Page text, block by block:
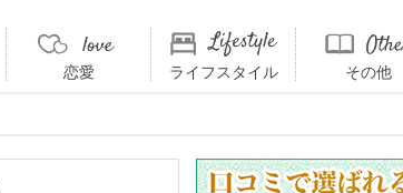
恋愛 ライフスタイル その他